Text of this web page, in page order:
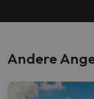
Andere